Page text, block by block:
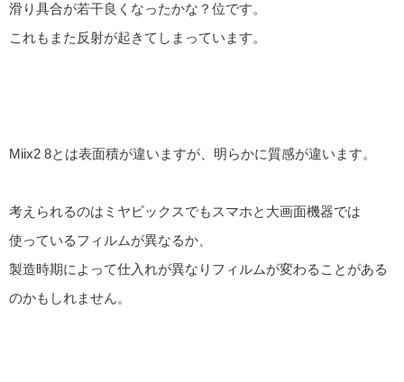
滑り具合が若干良くなったかな？位です。
これもまた反射が起きてしまっています。
Miix2 8とは表面積が違いますが、明らかに質感が違います。
考えられるのはミヤビックスでもスマホと大画面機器では
使っているフィルムが異なるか、
製造時期によって仕入れが異なりフィルムが変わることがある
のかもしれません。